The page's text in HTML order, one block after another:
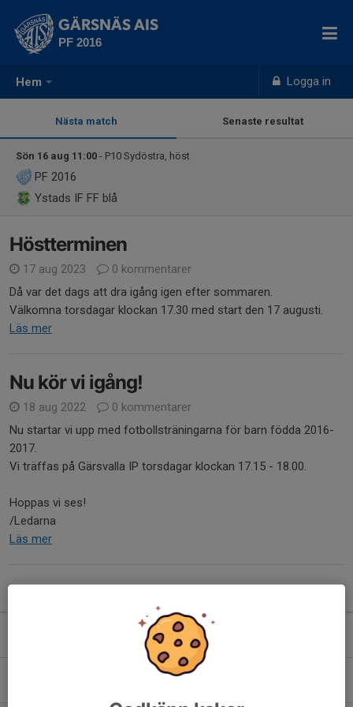
Hem Logga in
GÄRSNÄS AIS
PF 2016
Nästa match Senaste resultat
Sön 16 aug 11:00 - P10 Sydöstra, höst
PF 2016
Ystads IF FF blå
Höstterminen
17 aug 2023
0 kommentarer
Då var det dags att dra igång igen efter sommaren.
Välkomna torsdagar klockan 17.30 med start den 17 augusti.
Läs mer
Nu kör vi igång!
18 aug 2022
0 kommentarer
Nu startar vi upp med fotbollsträningarna för barn födda 2016-
2017.
Vi träffas på Gärsvalla IP torsdagar klockan 17.15 - 18.00.
Hoppas vi ses!
/Ledarna
Läs mer
Match mot Ystads IF FF blå
Gärsvalla IP B-plan 7-manna 1
Match mot Sövestads IF